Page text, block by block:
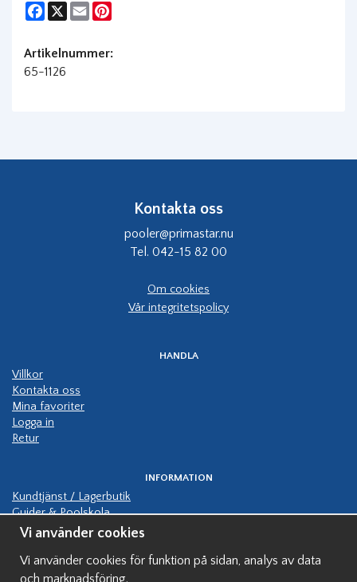
Facebook
X Email
Artikelnummer:
65-1126
Kontakta oss
pooler@primastar.nu
Tel. 042-15 82 00
Om cookies
Vår integritetspolicy
HANDLA
Villkor
Kontakta oss
Mina favoriter
Logga in
Retur
INFORMATION
Kundtjänst / Lagerbutik
Guider & Poolskola
Manualer
Hjälp bygga pool
Finansiering av pool
Vi använder cookies
Vi använder cookies för funktion på sidan, analys av data
och marknadsföring.